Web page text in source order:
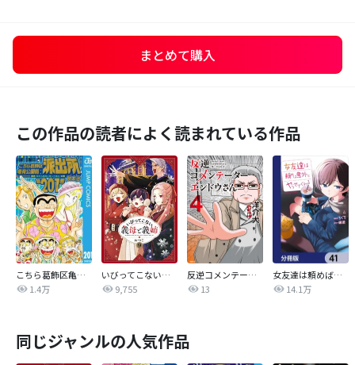
まとめて購入
この作品の読者によく読まれている作品
こちら葛飾区亀有公園前派出所
1.4万
いびってこない義母と義姉
9,755
反逆コメンテーターエンドウさん
13
女友達は頼めば意外とヤらせてくれる【分冊版】
14.1万
同じジャンルの人気作品